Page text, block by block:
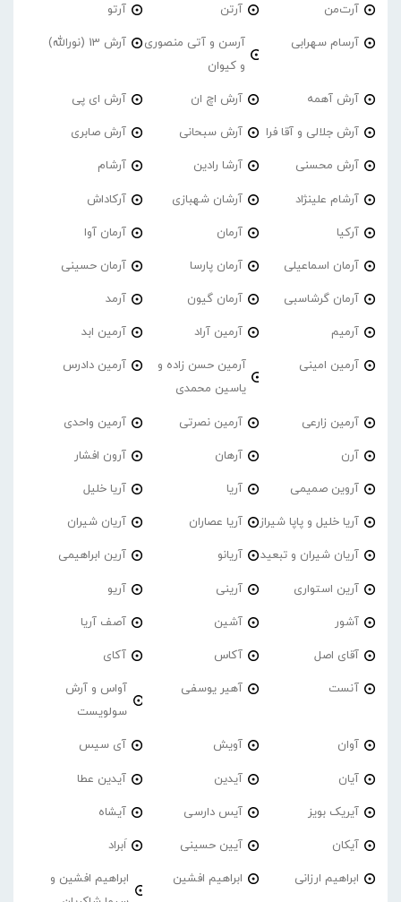
آرت‌من آرتن آرتو
آرسام سهرابی
آرسن و آتی منصوری
و کیوان
آرش 13 (نورالله)
آرش آهمه آرش اچ ان آرش ای پی
آرش جلالی و آقا فرا آرش سبحانی آرش صابری
آرش محسنی آرشا رادین آرشام
آرشام علینژاد آرشان شهبازی آرکاداش
آرکیا آرمان آرمان آوا
آرمان اسماعیلی آرمان پارسا آرمان حسینی
آرمان گرشاسبی آرمان گیون آرمد
آرمیم آرمین آراد آرمین ابد
آرمین امینی
آرمین حسن زاده و
یاسین محمدی
آرمین دادرس
آرمین زارعی آرمین نصرتی آرمین واحدی
آرن آرهان آرون افشار
آروین صمیمی آریا آریا خلیل
آریا خلیل و پاپا شیراز آریا عصاران آریان شیران
آریان شیران و تبعید آریانو آرین ابراهیمی
آرین استواری آرینی آریو
آشور آشین آصف آریا
آقای اصل آکاس آکای
آنست آهیر یوسفی
آواس و آرش
سولویست
آوان آویش آی سیس
آیان آیدین آیدین عطا
آیریک بویز آیس دارسی آیشاه
آیکان آیین حسینی اَبراد
ابراهیم ارزانی ابراهیم افشین
ابراهیم افشین و